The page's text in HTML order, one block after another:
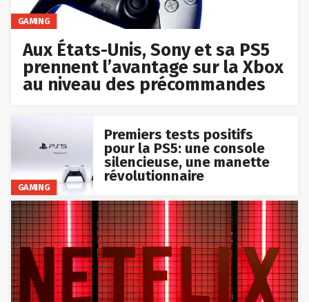
GAMING
Aux États-Unis, Sony et sa PS5
prennent l’avantage sur la Xbox
au niveau des précommandes
GAMING
Premiers tests positifs
pour la PS5: une console
silencieuse, une manette
révolutionnaire